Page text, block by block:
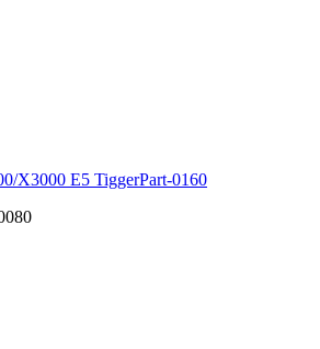
E5 TiggerPart-0160